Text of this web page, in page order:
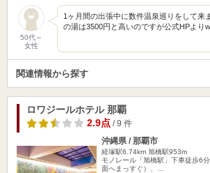
50代～
女性
1ヶ月間の出張中に数件温泉巡りをして来
の湯は3500円と高いのですが公式HPより
関連情報から探す
ロワジールホテル 那覇
2.9点/ 9 件
沖縄県 / 那覇市
経塚駅6.74km 旭橋駅953m
モノレール「旭橋駅」下車徒歩6
面へまっすぐ）、…